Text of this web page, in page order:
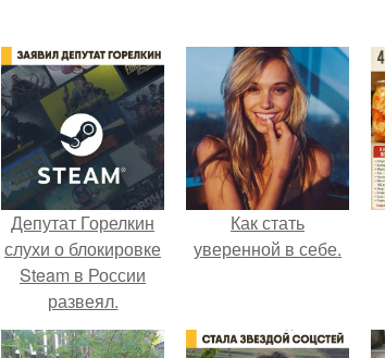
Депутат Горелкин
слухи о блокировке
Steam в России
развеял.
Как стать
уверенной в себе.